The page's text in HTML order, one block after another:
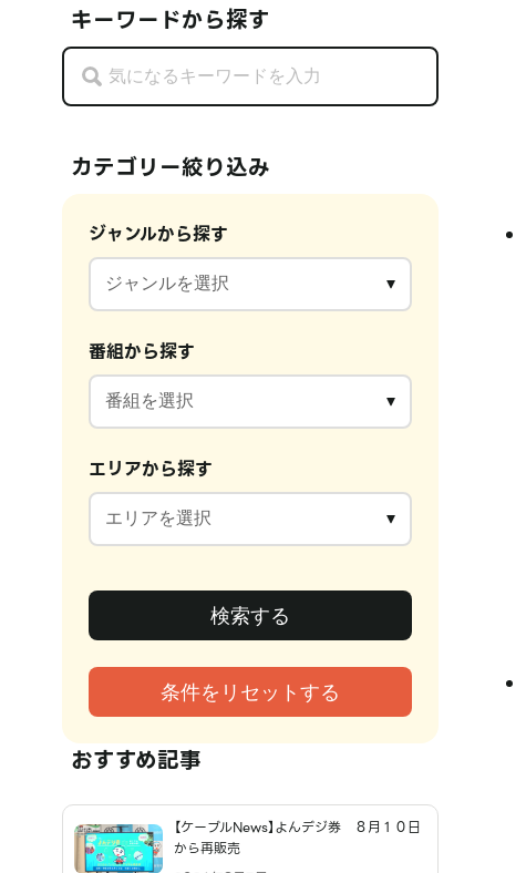
キーワードから探す
カテゴリー絞り込み
ジャンルから探す
番組から探す
エリアから探す
おすすめ記事
【ケーブルNews】よんデジ券 ８月１０日
から再販売